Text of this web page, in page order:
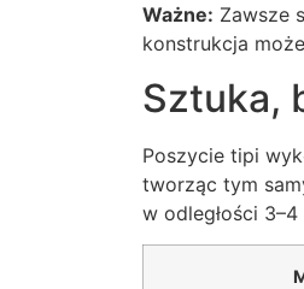
Ważne: Zawsze
konstrukcja
Sztuka,
Poszycie tipi
tworząc tym
w odległości